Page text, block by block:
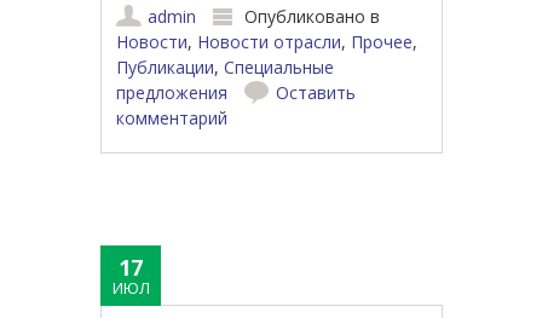
admin
Опубликовано в
Новости, Новости отрасли, Прочее,
Публикации,Специальные
предложения
Оставить
комментарий
17
ИЮЛ